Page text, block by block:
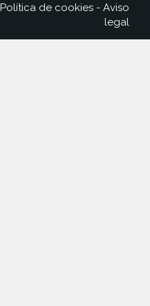
Política de cookies- Aviso
legal